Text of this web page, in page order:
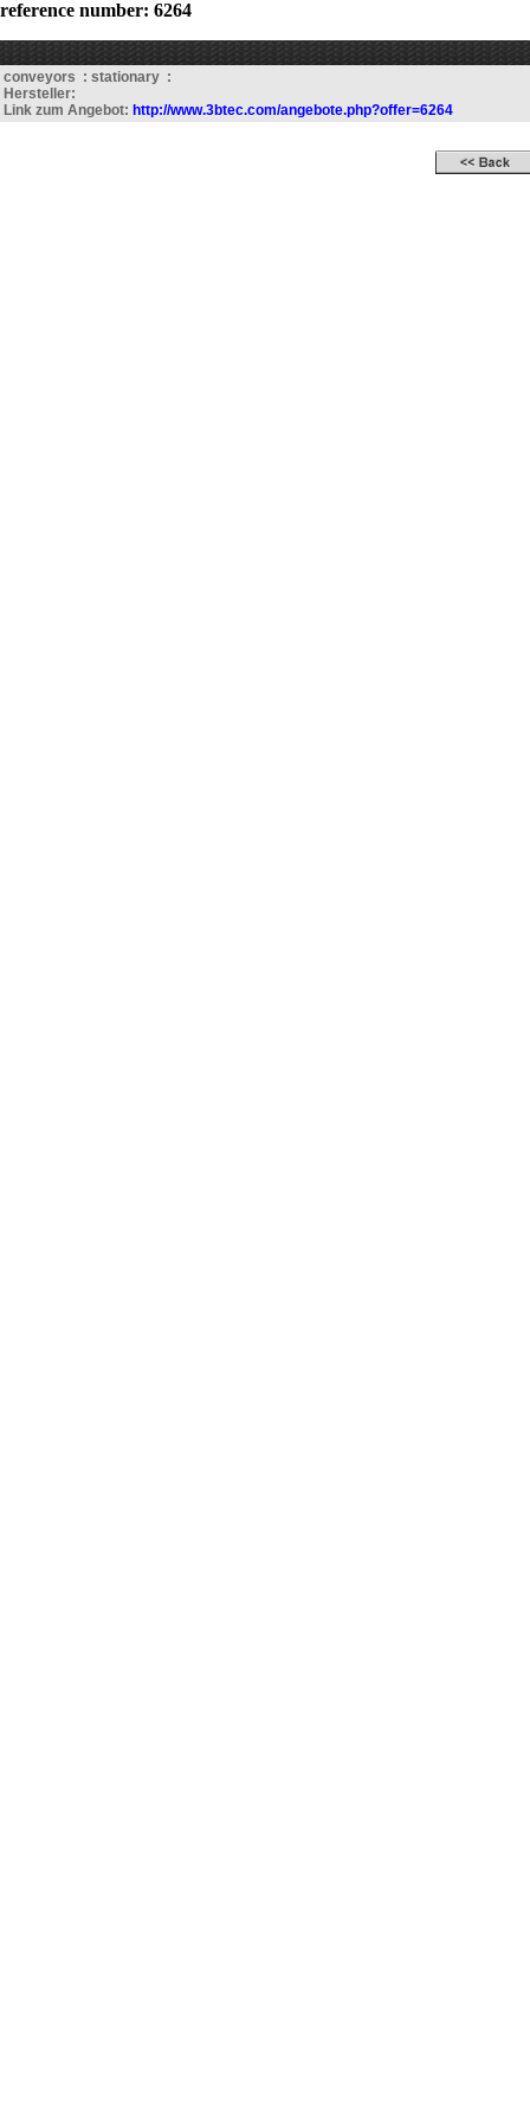
reference number: 6264
conveyors : stationary :
Hersteller:
Link zum Angebot: http://www.3btec.com/angebote.php?offer=6264